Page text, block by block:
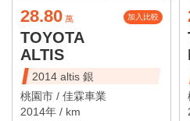
28.80 萬 加入比較
TOYOTA
ALTIS
2014 altis 銀
桃園市 / 佳霖車業
2014年 / km